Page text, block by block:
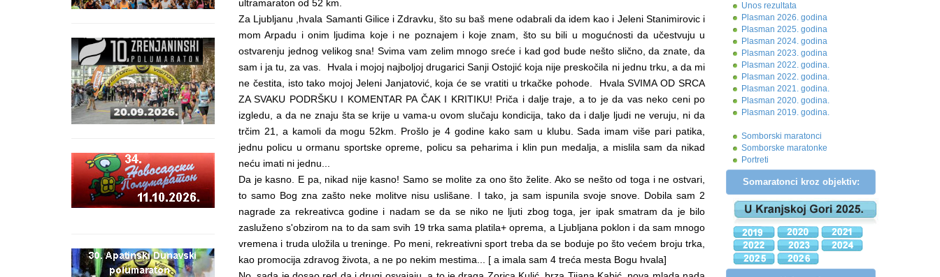
ultramaraton od 52 km.
Za Ljubljanu ,hvala Samanti Gilice i Zdravku, što su baš mene odabrali da idem kao i Jeleni Stanimirovic i
mom Arpadu i onim ljudima koje i ne poznajem i koje znam, što su bili u mogućnosti da učestvuju u
ostvarenju jednog velikog sna! Svima vam zelim mnogo sreće i kad god bude nešto slično, da znate, da
sam i ja tu, za vas. Hvala i mojoj najboljoj drugarici Sanji Ostojić koja nije preskočila ni jednu trku, a da mi
ne čestita, isto tako mojoj Jeleni Janjatović, koja će se vratiti u trkačke pohode. Hvala SVIMA OD SRCA
ZA SVAKU PODRŠKU I KOMENTAR PA ČAK I KRITIKU! Priča i dalje traje, a to je da vas neko ceni po
izgledu, a da ne znaju šta se krije u vama-u ovom slučaju kondicija, tako da i dalje ljudi ne veruju, ni da
trčim 21, a kamoli da mogu 52km. Prošlo je 4 godine kako sam u klubu. Sada imam više pari patika,
jednu policu u ormanu sportske opreme, policu sa peharima i klin pun medalja, a mislila sam da nikad
neću imati ni jednu...
Da je kasno. E pa, nikad nije kasno! Samo se molite za ono što želite. Ako se nešto od toga i ne ostvari,
to samo Bog zna zašto neke molitve nisu uslišane. I tako, ja sam ispunila svoje snove. Dobila sam 2
nagrade za rekreativca godine i nadam se da se niko ne ljuti zbog toga, jer ipak smatram da je bilo
zasluženo s'obzirom na to da sam svih 19 trka sama platila+ oprema, a Ljubljana poklon i da sam mnogo
vremena i truda uložila u treninge. Po meni, rekreativni sport treba da se boduje po što većem broju trka,
kao promocija zdravog života, a ne po nekim mestima... [ a imala sam 4 treća mesta Bogu hvala]
Unos rezultata
Plasman 2026. godina
Plasman 2025. godina
Plasman 2024. godina
Plasman 2023. godina
Plasman 2022. godina.
Plasman 2022. godina.
Plasman 2021. godina.
Plasman 2020. godina.
Plasman 2019. godina.
Somborski maratonci
Somborske maratonke
Portreti
Somaratonci kroz objektiv: